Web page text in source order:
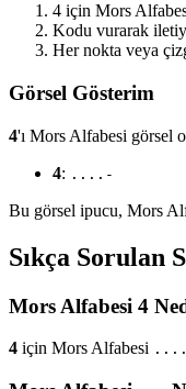
4 için Mors
Kodu vurarak
Her nokta veya
Görsel Gösterim
4'ı Mors Alfabesi görsel
4: ....-
Bu görsel ipucu, Mors
Sıkça Sorulan
Mors Alfabesi 4
4 için Mors Alfabesi